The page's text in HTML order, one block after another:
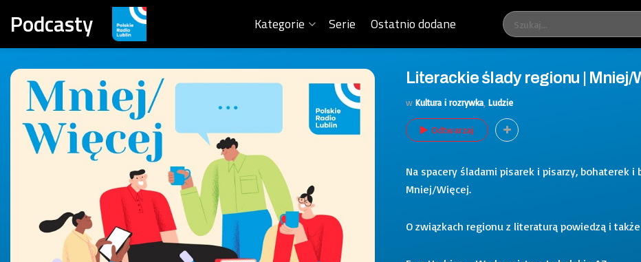
Podcasty Kategorie Serie Ostatnio dodane
Literackie ślady regionu | Mniej/
w Kultura i rozrywka Ludzie
Odtwarzaj
Na spacery śladami pisarek i pisarzy, bohaterek
Mniej/Więcej.
O związkach regionu z literaturą powiedzą i